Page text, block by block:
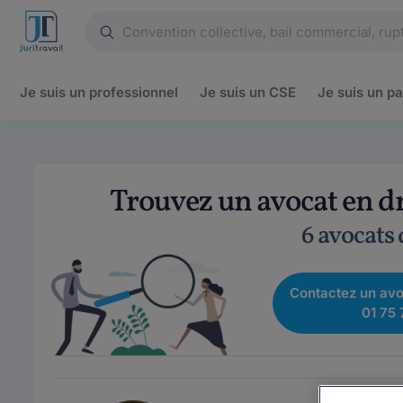
Je suis un professionnel Je suis un CSE Je suis un
Trouvez un avocat en
6
Contactez un
01 75